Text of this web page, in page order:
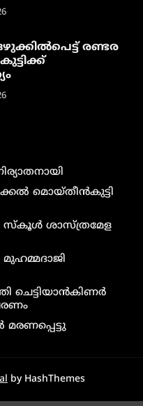
രണ്ടര
മൊയ്തീൻകുട്ടി
സ്കൂൾ ശാസ്ത്രമേള
ചെട്ടിയാൻകിണർ
by HashThemes